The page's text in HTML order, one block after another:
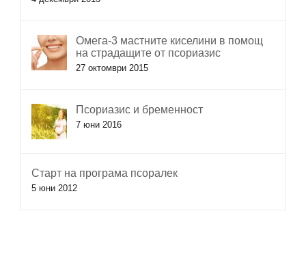
Омега-3 мастните киселини в помощ
на страдащите от псориазис
27 октомври 2015
Псориазис и бременност
7 юни 2016
Старт на програма псоралек
5 юни 2012